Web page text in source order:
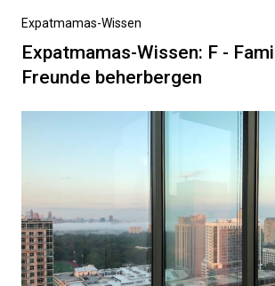
Vorheriger
Beitrag
Expatmamas-Wissen
Expatmamas-Wissen: F -
Freunde beherbergen